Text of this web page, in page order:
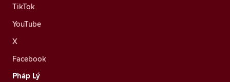
TikTok
YouTube
X
Facebook
Pháp Lý